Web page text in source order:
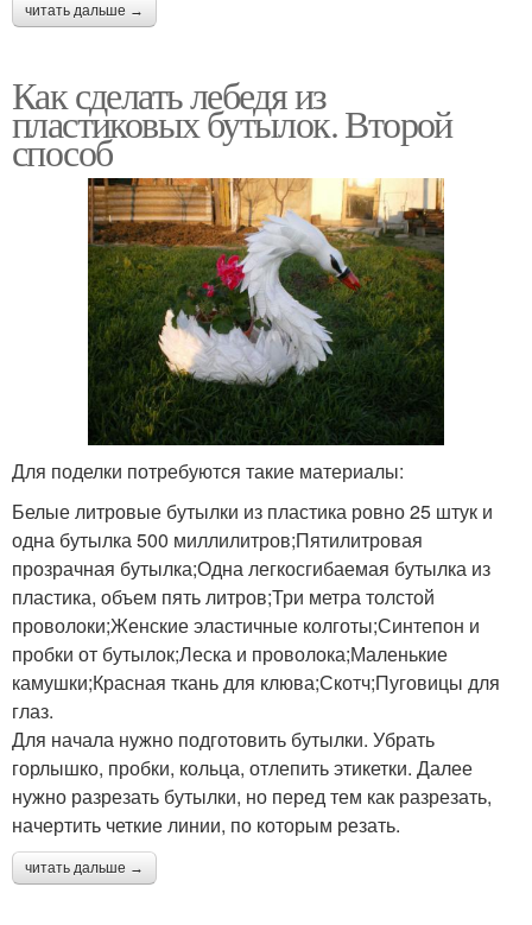
читать дальше →
Как сделать лебедя из
пластиковых бутылок. Второй
способ
Для поделки потребуются такие материалы:
Белые литровые бутылки из пластика ровно 25 штук и
одна бутылка 500 миллилитров;Пятилитровая
прозрачная бутылка;Одна легкосгибаемая бутылка из
пластика, объем пять литров;Три метра толстой
проволоки;Женские эластичные колготы;Синтепон и
пробки от бутылок;Леска и проволока;Маленькие
камушки;Красная ткань для клюва;Скотч;Пуговицы для
глаз.
Для начала нужно подготовить бутылки. Убрать
горлышко, пробки, кольца, отлепить этикетки. Далее
нужно разрезать бутылки, но перед тем как разрезать,
начертить четкие линии, по которым резать.
читать дальше →